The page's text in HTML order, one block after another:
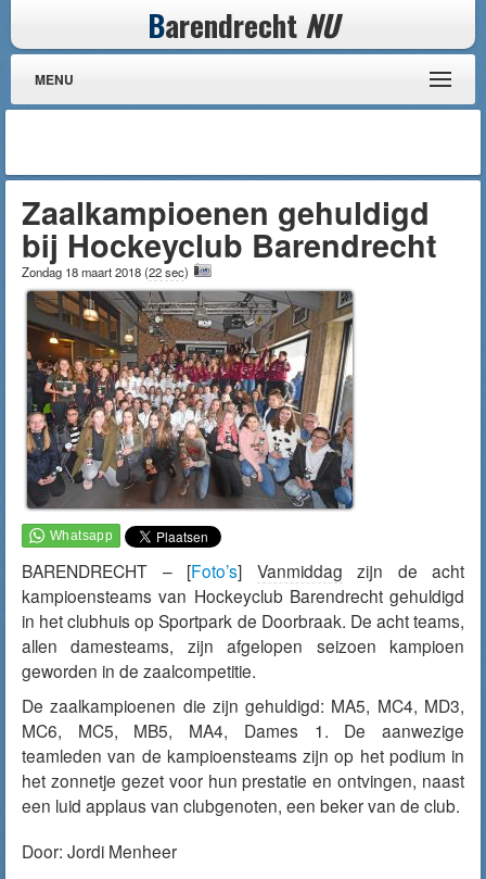
Barendrecht NU
MENU
Zaalkampioenen gehuldigd
bij Hockeyclub Barendrecht
Zondag 18 maart 2018(22 sec)
BARENDRECHT – [Foto’s] Vanmiddag zijn de acht
kampioensteams van Hockeyclub Barendrecht gehuldigd
in het clubhuis op Sportpark de Doorbraak. De acht teams,
allen damesteams, zijn afgelopen seizoen kampioen
geworden in de zaalcompetitie.
De zaalkampioenen die zijn gehuldigd: MA5, MC4, MD3,
MC6, MC5, MB5, MA4, Dames 1. De aanwezige
teamleden van de kampioensteams zijn op het podium in
het zonnetje gezet voor hun prestatie en ontvingen, naast
een luid applaus van clubgenoten, een beker van de club.
Door: Jordi Menheer